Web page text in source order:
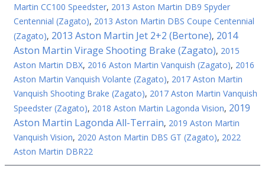
Martin CC100 Speedster, 2013 Aston Martin DB9 Spyder
Centennial (Zagato), 2013 Aston Martin DBS Coupe Centennial
(Zagato), 2013 Aston Martin Jet 2+2 (Bertone), 2014
Aston Martin Virage Shooting Brake (Zagato), 2015
Aston Martin DBX, 2016 Aston Martin Vanquish (Zagato), 2016
Aston Martin Vanquish Volante (Zagato), 2017 Aston Martin
Vanquish Shooting Brake (Zagato), 2017 Aston Martin Vanquish
Speedster (Zagato), 2018 Aston Martin Lagonda Vision, 2019
Aston Martin Lagonda All-Terrain, 2019 Aston Martin
Vanquish Vision, 2020 Aston Martin DBS GT (Zagato), 2022
Aston Martin DBR22